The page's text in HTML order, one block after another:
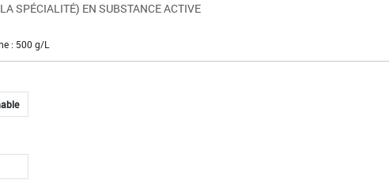
SPÉCIALITÉ) EN SUBSTANCE ACTIVE
: 500 g/L